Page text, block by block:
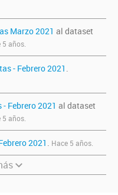
Marzo 2021 al dataset
5 años.
- Febrero 2021 .
Febrero 2021 al dataset
5 años.
2021 . Hace 5 años.